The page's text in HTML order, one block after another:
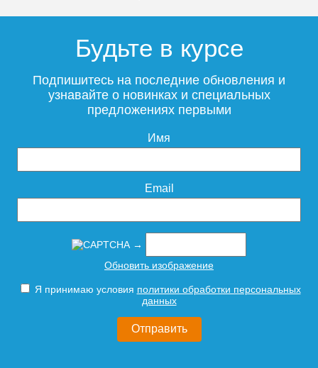
Монтажная гильза STOUT
362
Будьте в курсе
Подпишитесь на последние обновления и
узнавайте о новинках и специальных
предложениях первыми
Имя
Email
→
Обновить изображение
Я принимаю условия политики обработки персональных
данных